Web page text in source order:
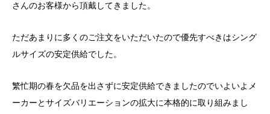
さんのお客様から頂戴してきました。
ただあまりに多くのご注文をいただいたので優先すべきはシング
ルサイズの安定供給でした。
繁忙期の春を欠品を出さずに安定供給できましたのでいよいよメ
ーカーとサイズバリエーションの拡大に本格的に取り組みまし